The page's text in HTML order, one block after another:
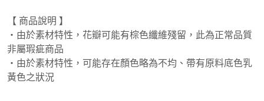
【 商品說明 】
・由於素材特性，花瓣可能有棕色纖維殘留，此為正常品質
非屬瑕疵商品
・由於素材特性，可能存在顏色略為不均、帶有原料底色乳
黃色之狀況